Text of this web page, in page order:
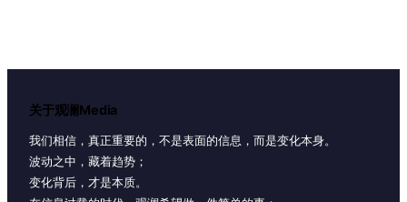
关于观澜Media
我们相信，真正重要的，不是表面的信息，而是变化本身。
波动之中，藏着趋势；
变化背后，才是本质。